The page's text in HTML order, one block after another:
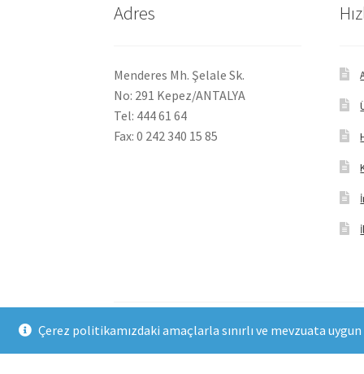
Çerez politikamızdaki amaçlarla sınırlı ve mevzuata
Adres
Menderes Mh. Şelale Sk.
No: 291 Kepez/ANTALYA
Tel: 444 61 64
Fax: 0 242 340 15 85